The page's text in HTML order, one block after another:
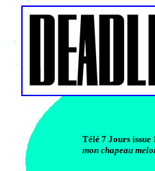
Télé 7 Jours issue
mon chapeau